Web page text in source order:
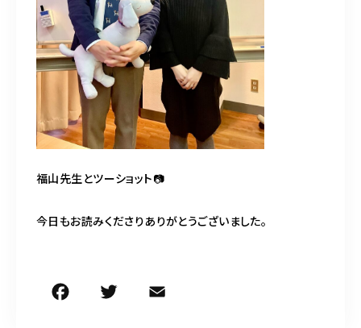
福山先生とツーショット📷
今日もお読みくださりありがとうございました。